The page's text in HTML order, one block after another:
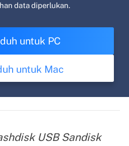
data diperlukan.
untuk PC
untuk Mac
USB Sandisk